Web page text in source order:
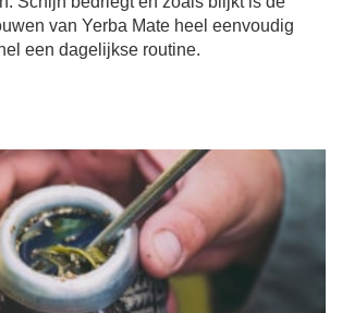
van Yerba Mate heel eenvoudig
een dagelijkse routine.